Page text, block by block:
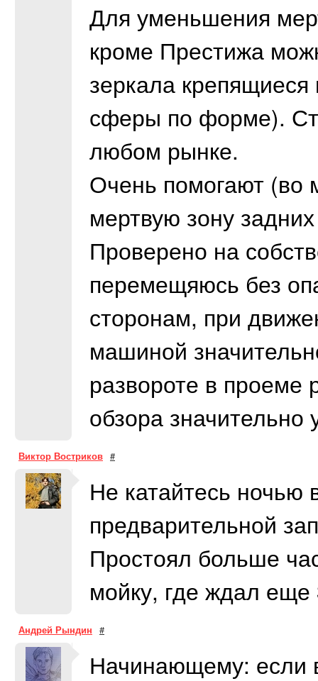
Для уменьшения
кроме Престижа
зеркала
сферы по форме).
любом рынке.
Очень помогают (во
мертвую зону
Проверено на
перемещяюсь без
сторонам, при
машиной
развороте в проеме
обзора значительно
Виктор Востриков #
Не катайтесь ночью
предварительной
Простоял больше
мойку, где ждал еще
Андрей Рындин #
Начинающему: если